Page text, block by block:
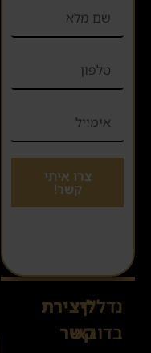
צרו איתי
קשר!
נדל"ן
בדובאי
ליצירת
קשר